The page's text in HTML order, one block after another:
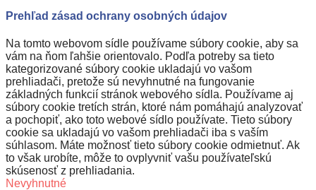
Prehľad zásad ochrany osobných údajov
Na tomto webovom sídle používame súbory cookie, aby sa
vám na ňom ľahšie orientovalo. Podľa potreby sa tieto
kategorizované súbory cookie ukladajú vo vašom
prehliadači, pretože sú nevyhnutné na fungovanie
základných funkcií stránok webového sídla. Používame aj
súbory cookie tretích strán, ktoré nám pomáhajú analyzovať
a pochopiť, ako toto webové sídlo používate. Tieto súbory
cookie sa ukladajú vo vašom prehliadači iba s vaším
súhlasom. Máte možnosť tieto súbory cookie odmietnuť. Ak
to však urobíte, môže to ovplyvniť vašu používateľskú
skúsenosť z prehliadania.
Nevyhnutné